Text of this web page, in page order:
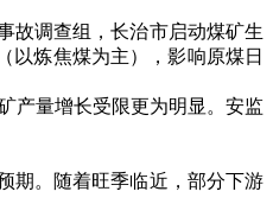
故调查组，长治市启动煤矿生
以炼焦煤为主），影响原煤日
产量增长受限更为明显。安监
期。随着旺季临近，部分下游